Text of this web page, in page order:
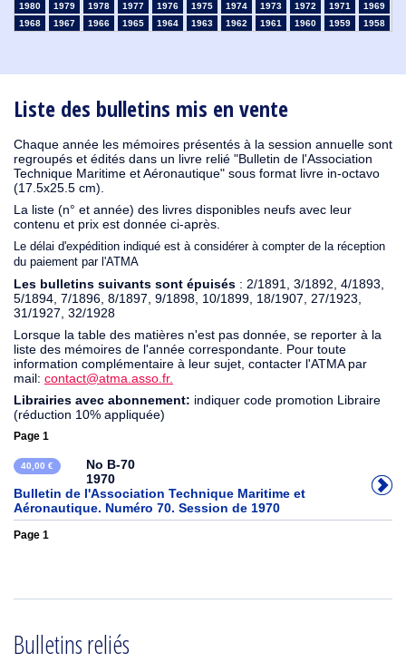
Liste des bulletins mis en vente
Chaque année les mémoires présentés à la session annuelle sont
regroupés et édités dans un livre relié "Bulletin de l'Association
Technique Maritime et Aéronautique" sous format livre in-octavo
(17.5x25.5 cm).
La liste (n° et année) des livres disponibles neufs avec leur
contenu et prix est donnée ci-après.
Le délai d'expédition indiqué est à considérer à compter de la réception
du paiement par l'ATMA
Les bulletins suivants sont épuisés : 2/1891, 3/1892, 4/1893,
5/1894, 7/1896, 8/1897, 9/1898, 10/1899, 18/1907, 27/1923,
31/1927, 32/1928
Lorsque la table des matières n'est pas donnée, se reporter à la
liste des mémoires de l'année correspondante. Pour toute
information complémentaire à leur sujet, contacter l'ATMA par
mail: contact@atma.asso.fr.
Librairies avec abonnement: indiquer code promotion Libraire
(réduction 10% appliquée)
Page 1
40,00 €
No B-70
1970
Bulletin de l'Association Technique Maritime et
Aéronautique. Numéro 70. Session de 1970
Page 1
1980
1979 1978 1977 1976 1975 1974 1973 1972 1971
1969
1968
1967 1966 1965 1964 1963 1962 1961 1960 1959
1958
1930
1929 1926 1925 1924 1915 1914 1913 1912 1911
1910
Bulletins reliés